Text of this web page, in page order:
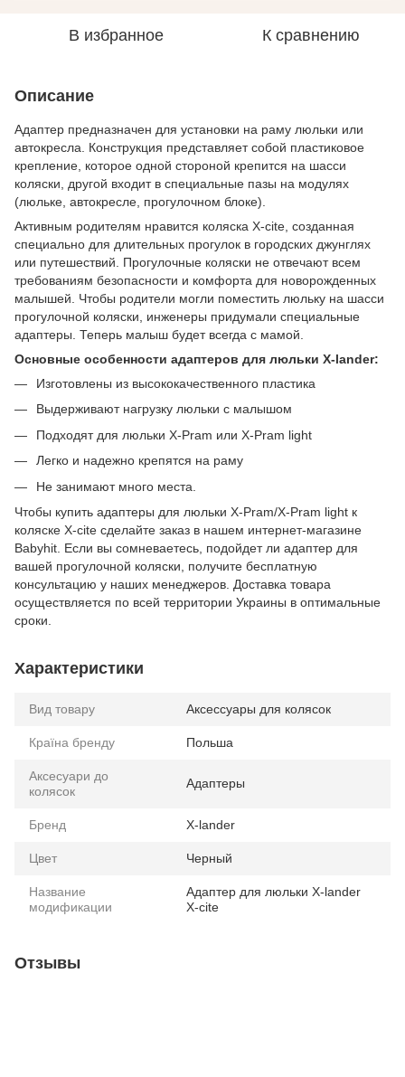
В избранное К сравнению
Описание
Адаптер предназначен для установки на раму люльки или
автокресла. Конструкция представляет собой пластиковое
крепление, которое одной стороной крепится на шасси
коляски, другой входит в специальные пазы на модулях
(люльке, автокресле, прогулочном блоке).
Активным родителям нравится коляска X-cite, созданная
специально для длительных прогулок в городских джунглях
или путешествий. Прогулочные коляски не отвечают всем
требованиям безопасности и комфорта для новорожденных
малышей. Чтобы родители могли поместить люльку на шасси
прогулочной коляски, инженеры придумали специальные
адаптеры. Теперь малыш будет всегда с мамой.
Основные особенности адаптеров для люльки X-lаnder:
Изготовлены из высококачественного пластика
Выдерживают нагрузку люльки с малышом
Подходят для люльки X-Pram или X-Pram light
Легко и надежно крепятся на раму
Не занимают много места.
Чтобы купить адаптеры для люльки X-Pram/X-Pram light к
коляске X-cite сделайте заказ в нашем интернет-магазине
Babyhit. Если вы сомневаетесь, подойдет ли адаптер для
вашей прогулочной коляски, получите бесплатную
консультацию у наших менеджеров. Доставка товара
осуществляется по всей территории Украины в оптимальные
сроки.
Характеристики
Вид товару Аксессуары для колясок
Країна бренду Польша
Аксесуари до
колясок
Адаптеры
Бренд X-lander
Цвет Черный
Название
модификации
Адаптер для люльки X-lander
X-cite
Отзывы